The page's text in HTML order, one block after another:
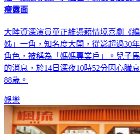
姊」一角，知名度大開，從影超過30
角色，被稱為「媽媽專業戶」。兒子
的消息，於14日深夜10時52分因心臟
88歲。